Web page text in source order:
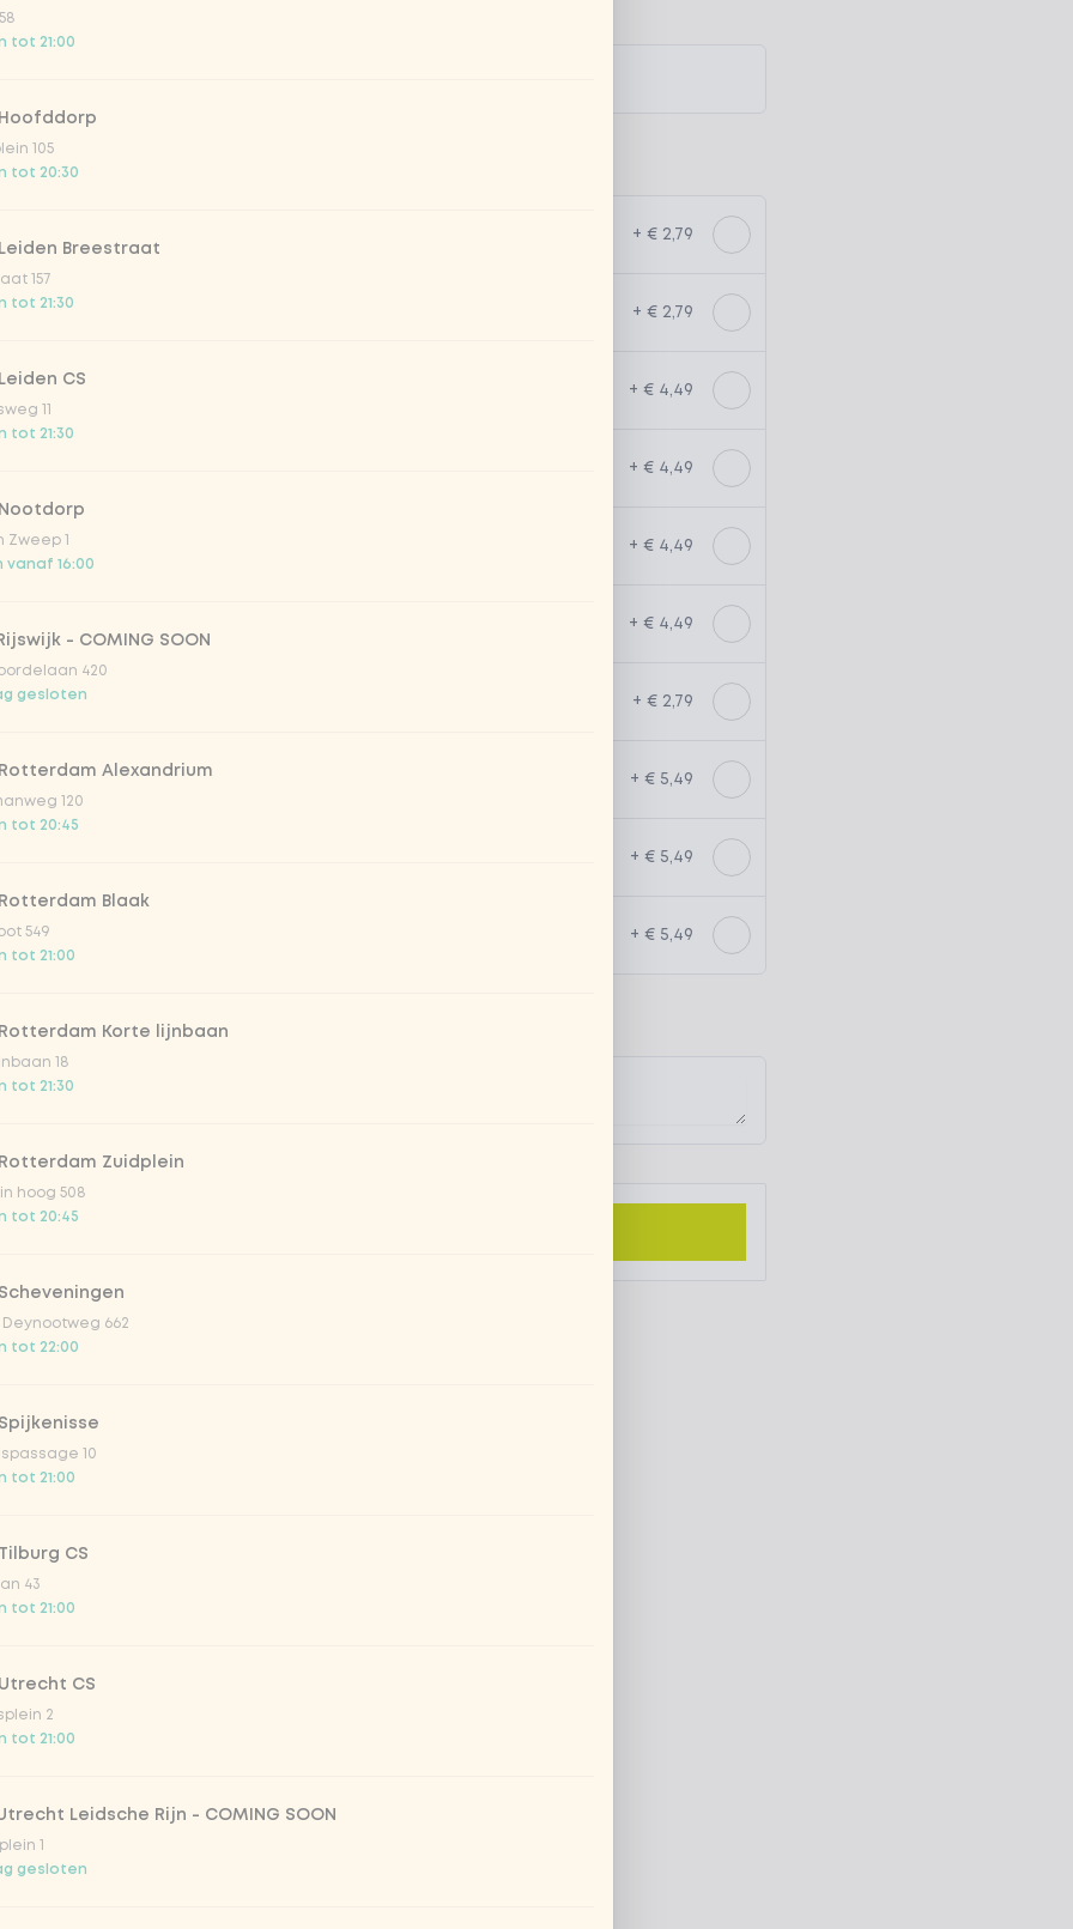
drankjes
33cl + € 2,79
33cl + € 2,79
tropical lychee + € 4,49
tea + € 4,49
fruit + € 4,49
& dragon Fruit + € 4,49
zero zero 33cl + € 2,79
mango + € 5,49
+ € 5,49
+ € 5,49
tot 21:00
105
tot 20:30
Breestraat
157
tot 21:30
CS
11
tot 21:30
Zweep 1
vanaf 16:00
- COMING SOON
420
gesloten
Alexandrium
120
tot 20:45
Blaak
549
tot 21:00
Korte lijnbaan
18
tot 21:30
Zuidplein
hoog 508
tot 20:45
662
tot 22:00
10
tot 21:00
CS
43
tot 21:00
CS
2
tot 21:00
Leidsche Rijn - COMING SOON
1
gesloten